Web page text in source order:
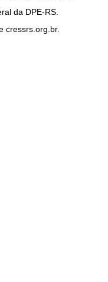
da DPE-RS.
cressrs.org.br.